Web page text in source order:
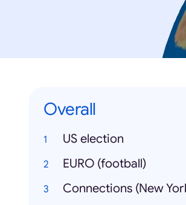
Overall
US election
EURO (football)
Connections (New